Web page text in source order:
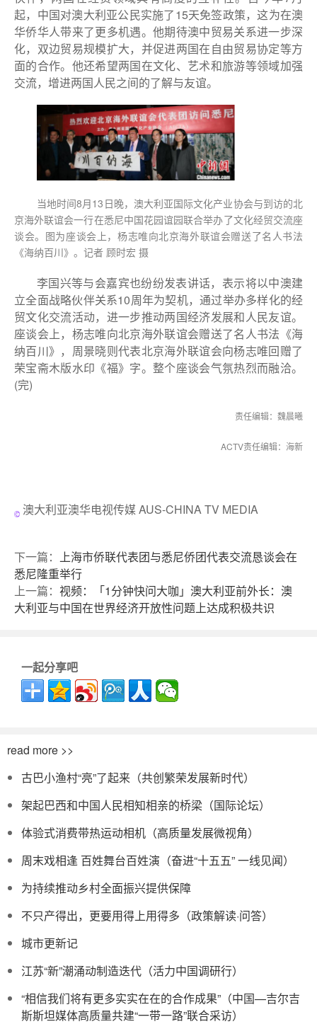
起，中国对澳大利亚公民实施了15天免签政策，这为在澳
华侨华人带来了更多机遇。他期待澳中贸易关系进一步深
化，双边贸易规模扩大，并促进两国在自由贸易协定等方
面的合作。他还希望两国在文化、艺术和旅游等领域加强
交流，增进两国人民之间的了解与友谊。
当地时间8月13日晚，澳大利亚国际文化产业协会与到访的北
京海外联谊会一行在悉尼中国花园谊园联合举办了文化经贸交流座
谈会。图为座谈会上，杨志唯向北京海外联谊会赠送了名人书法
《海纳百川》。记者 顾时宏 摄
李国兴等与会嘉宾也纷纷发表讲话，表示将以中澳建
立全面战略伙伴关系10周年为契机，通过举办多样化的经
贸文化交流活动，进一步推动两国经济发展和人民友谊。
座谈会上，杨志唯向北京海外联谊会赠送了名人书法《海
纳百川》，周景晓则代表北京海外联谊会向杨志唯回赠了
荣宝斋木版水印《福》字。整个座谈会气氛热烈而融洽。
(完)
责任编辑：魏晨曦
ACTV责任编辑：海新
澳大利亚澳华电视传媒 AUS-CHINA TV MEDIA
下一篇： 上海市侨联代表团与悉尼侨团代表交流恳谈会在
悉尼隆重举行
上一篇： 视频：「1分钟快问大咖」澳大利亚前外长：澳
大利亚与中国在世界经济开放性问题上达成积极共识
一起分享吧
read more >>
古巴小渔村“亮”了起来（共创繁荣发展新时代）
架起巴西和中国人民相知相亲的桥梁（国际论坛）
体验式消费带热运动相机（高质量发展微视角）
周末戏相逢 百姓舞台百姓演（奋进“十五五” 一线见闻）
为持续推动乡村全面振兴提供保障
不只产得出，更要用得上用得多（政策解读·问答）
城市更新记
江苏“新”潮涌动制造迭代（活力中国调研行）
“相信我们将有更多实实在在的合作成果”（中国—吉尔吉
斯斯坦媒体高质量共建“一带一路”联合采访）